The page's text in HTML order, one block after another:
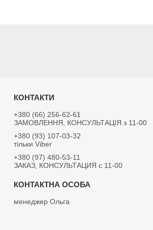
+380 (66) 256-62-61
ЗАМОВЛЕННЯ, КОНСУЛЬТАЦІЯ з 11-00
+380 (93) 107-03-32
тільки Viber
+380 (97) 480-53-11
ЗАКАЗ, КОНСУЛЬТАЦИЯ с 11-00
менеджер Ольга